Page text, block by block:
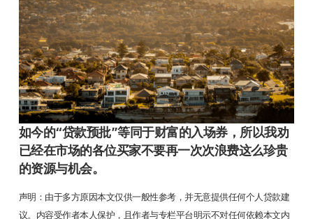
如今的“贷款预批”等同于财富的入场券，所以我劝
已经在市场的各位买家不要再一次次浪费这么珍贵
的资源与机会。
声明：由于多方原因本文仅供一般性参考，并无意提供任何个人贷款建
议。内容受作者本人保护，且作者与专栏平台明示不对任何依赖本文内